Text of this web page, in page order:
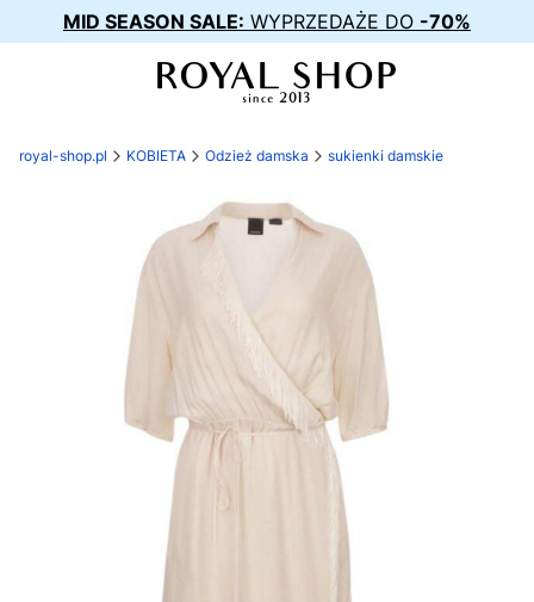
MID SEASON SALE: WYPRZEDAŻE DO -70%
royal-shop.pl KOBIETA Odzież damska sukienki damskie